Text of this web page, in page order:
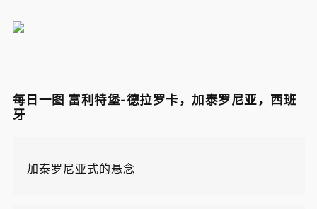
每日一图 富利特堡-德拉罗卡，加泰罗尼亚，西班
牙
加泰罗尼亚式的悬念